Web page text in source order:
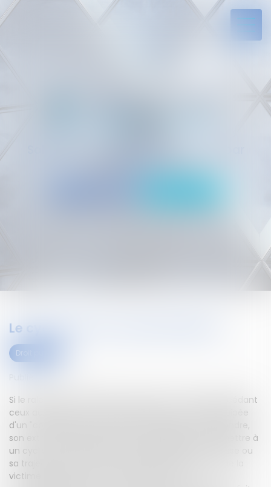
Le cycliste et le coussin berlinois
Droit public
Si le ralentisseur monobloc présentait un danger excédant
ceux auxquels un cycliste circulant sur une voie équipée
d'un "coussin berlinois" peut raisonnablement s'attendre,
son extrémité était suffisamment visible pour permettre à
un cycliste normalement attentif d'adapter sa vitesse ou
sa trajectoire afin d'éviter le danger. Ainsi, la faute de la
victime exonère la commune de 50 % de sa